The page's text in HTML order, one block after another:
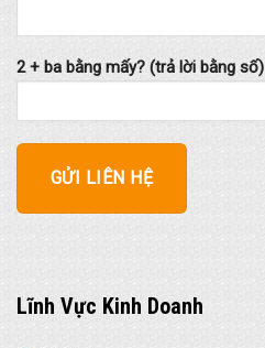
2 + ba bằng mấy? (trả lời bằng số)
Lĩnh Vực Kinh Doanh